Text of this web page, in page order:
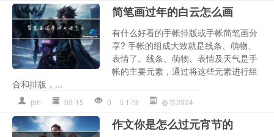
简笔画过年的白云怎么画
有什么好看的手帐排版或手帐简笔画分
享? 手帐的组成大致就是线条、萌物、
表情了。线条、萌物、表情及天气是手
帐的主要元素，通过将这些元素进行组
合和排版，...
jbh 02-15 0 179 春节2024
作文你是怎么过元宵节的